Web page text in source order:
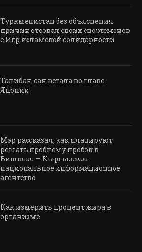
Туркменистан без объяснения
причин отозвал своих спортсменов
с Игр исламской солидарности
Талибан-сан встала во главе
Японии
Мэр рассказал, как планируют
решать проблему пробок в
Бишкеке — Кыргызское
национальное информационное
агентство
Как измерить процент жира в
организме